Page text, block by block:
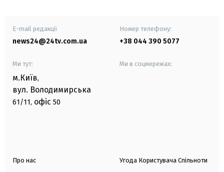
E-mail редакції
news24@24tv.com.ua
Номер телефону:
+38 044 390 5077
Ми тут:
м.Київ,
вул. Володимирська
61/11, офіс 50
Ми в соцмережах:
Про нас Угода Користувача Спільноти